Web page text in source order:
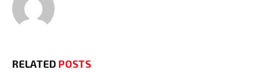
RELATED POSTS